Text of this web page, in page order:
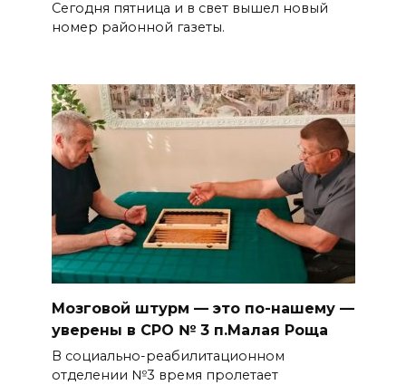
Сегодня пятница и в свет вышел новый
номер районной газеты.
Мозговой штурм — это по-нашему —
уверены в СРО № 3 п.Малая Роща
В социально-реабилитационном
отделении №3 время пролетает